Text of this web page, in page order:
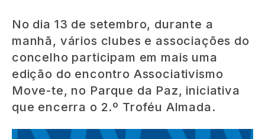
No dia 13 de setembro, durante a
manhã, vários clubes e associações do
concelho participam em mais uma
edição do encontro Associativismo
Move-te, no Parque da Paz, iniciativa
que encerra o 2.º Troféu Almada.